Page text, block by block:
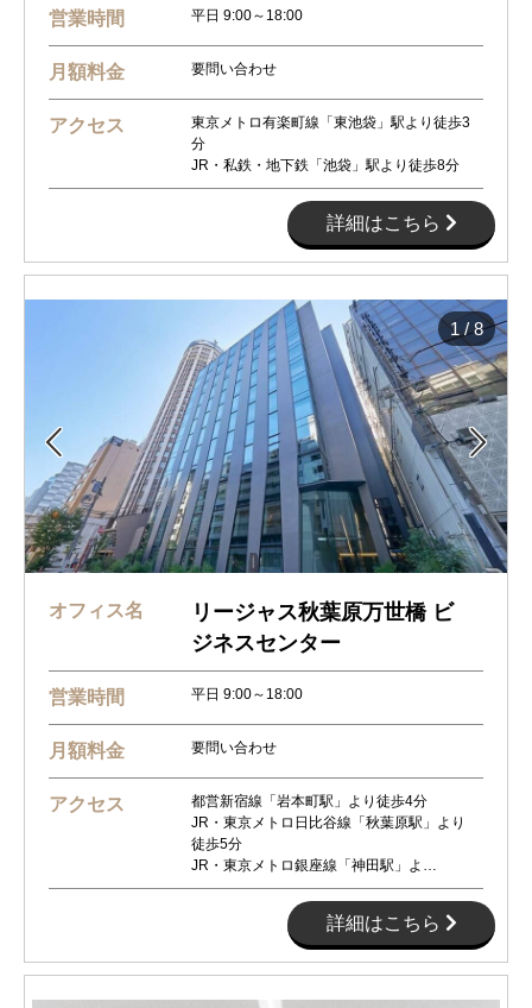
営業時間 平日 9:00～18:00
月額料金 要問い合わせ
アクセス
東京メトロ有楽町線「東池袋」駅より徒歩3
分
JR・私鉄・地下鉄「池袋」駅より徒歩8分
詳細はこちら
 
1 /8
オフィス名
リージャス秋葉原万世橋 ビ
ジネスセンター
営業時間 平日 9:00～18:00
月額料金 要問い合わせ
アクセス
都営新宿線「岩本町駅」より徒歩4分
JR・東京メトロ日比谷線「秋葉原駅」より
徒歩5分
JR・東京メトロ銀座線「神田駅」よ…
詳細はこちら